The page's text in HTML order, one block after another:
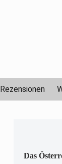
Rezensionen
Das